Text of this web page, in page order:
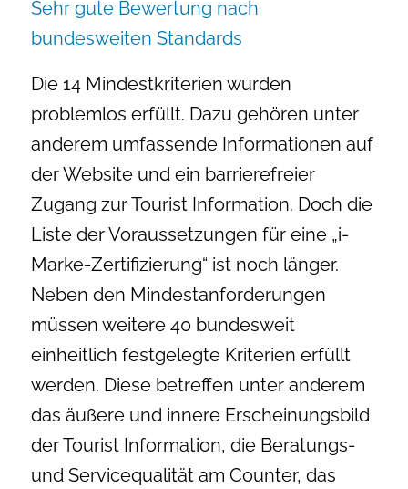
Sehr gute Bewertung nach
bundesweiten Standards
Die 14 Mindestkriterien wurden
problemlos erfüllt. Dazu gehören unter
anderem umfassende Informationen auf
der Website und ein barrierefreier
Zugang zur Tourist Information. Doch die
Liste der Voraussetzungen für eine „i-
Marke-Zertifizierung“ ist noch länger.
Neben den Mindestanforderungen
müssen weitere 40 bundesweit
einheitlich festgelegte Kriterien erfüllt
werden. Diese betreffen unter anderem
das äußere und innere Erscheinungsbild
der Tourist Information, die Beratungs-
und Servicequalität am Counter, das